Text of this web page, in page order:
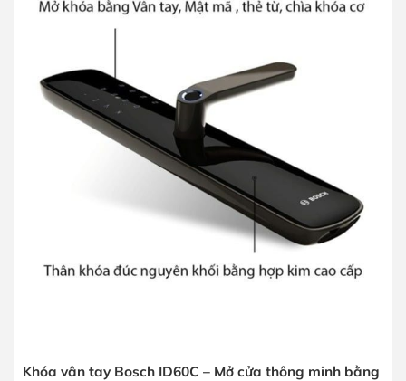
Khóa vân tay Bosch ID60C – Mở cửa thông minh bằng